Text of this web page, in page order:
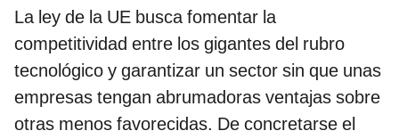
La ley de la UE busca fomentar la
competitividad entre los gigantes del rubro
tecnológico y garantizar un sector sin que unas
empresas tengan abrumadoras ventajas sobre
otras menos favorecidas. De concretarse el